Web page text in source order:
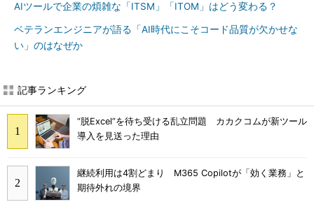
AIツールで企業の煩雑な「ITSM」「ITOM」はどう変わる？
ベテランエンジニアが語る「AI時代にこそコード品質が欠かせな
い」のはなぜか
記事ランキング
“脱Excel”を待ち受ける乱立問題 カカクコムが新ツール
導入を見送った理由
継続利用は4割どまり M365 Copilotが「効く業務」と
期待外れの境界